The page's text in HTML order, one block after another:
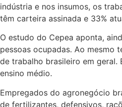
indústria e nos insumos, os
têm carteira assinada e 33%
O estudo do Cepea aponta,
pessoas ocupadas. Ao mesmo
de trabalho brasileiro em geral.
ensino médio.
Empregados do agronegócio
de fertilizantes, defensivos,